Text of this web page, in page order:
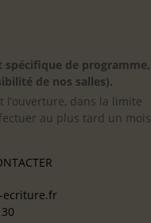
spécifique de programme,
de nos salles).
l’ouverture, dans la limite
au plus tard un mois
ecriture.fr